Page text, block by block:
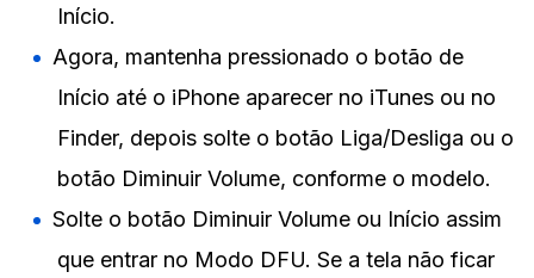
Início.
Agora, mantenha pressionado o botão de
Início até o iPhone aparecer no iTunes ou no
Finder, depois solte o botão Liga/Desliga ou o
botão Diminuir Volume, conforme o modelo.
Solte o botão Diminuir Volume ou Início assim
que entrar no Modo DFU. Se a tela não ficar